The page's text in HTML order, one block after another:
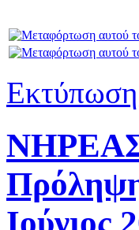
Εκτύπωση
ΝΗΡΕΑΣ
Ιούνιος